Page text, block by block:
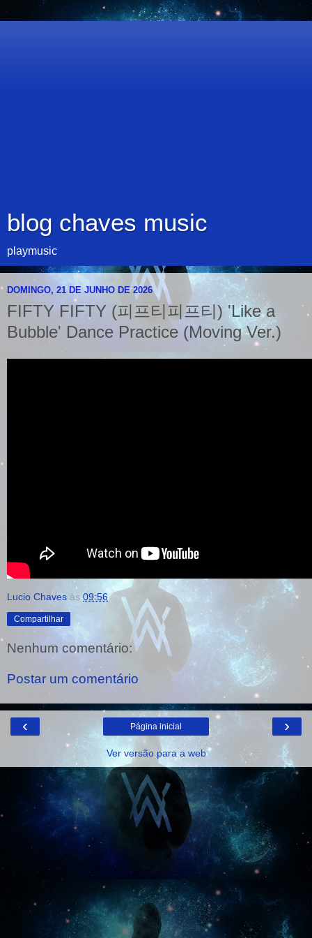
blog chaves music
playmusic
DOMINGO, 21 DE JUNHO DE 2026
FIFTY FIFTY (피프티피프티) 'Like a
Bubble' Dance Practice (Moving Ver.)
Lucio Chaves às09:56
Compartilhar
Nenhum comentário:
Postar um comentário
‹ ›
Página inicial
Ver versão para a web